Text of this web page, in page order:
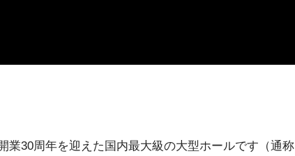
業30周年を迎えた国内最大級の大型ホールです（通称